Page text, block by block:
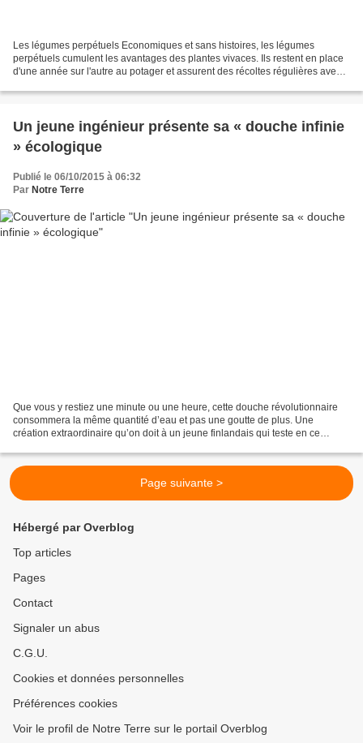
Les légumes perpétuels Economiques et sans histoires, les légumes
perpétuels cumulent les avantages des plantes vivaces. Ils restent en place
d'une année sur l'autre au potager et assurent des récoltes régulières avec
Un jeune ingénieur présente sa « douche infinie
» écologique
Publié le 06/10/2015 à 06:32
Par Notre Terre
Que vous y restiez une minute ou une heure, cette douche révolutionnaire
consommera la même quantité d’eau et pas une goutte de plus. Une
création extraordinaire qu’on doit à un jeune finlandais qui teste en ce
Page suivante >
Hébergé par Overblog
Top articles
Pages
Contact
Signaler un abus
C.G.U.
Cookies et données personnelles
Préférences cookies
Voir le profil de Notre Terre sur le portail Overblog